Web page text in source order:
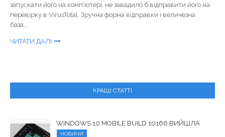
запускати його на комп'ютері, не завадило б відправити його на
перевірку в VirusTotal. Зручна форма відправки і величезна
база,...
ЧИТАТИ ДАЛІ
КРАЩІ СТАТТІ
WINDOWS 10 MOBILE BUILD 10166 ВИЙШЛА
НОВИНИ